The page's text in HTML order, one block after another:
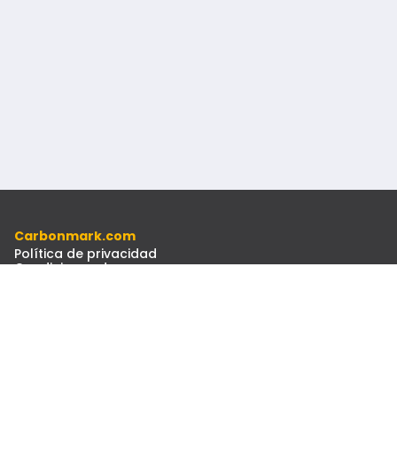
Carbonmark.com
Política de privacidad
Condiciones de uso